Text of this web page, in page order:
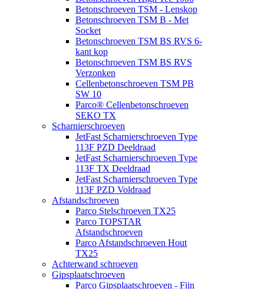
Betonschroeven TSM - Lenskop
Betonschroeven TSM B - Met
Socket
Betonschroeven TSM BS RVS 6-
kant kop
Betonschroeven TSM BS RVS
Verzonken
Cellenbetonschroeven TSM PB
SW 10
Parco® Cellenbetonschroeven
SEKO TX
Scharnierschroeven
JetFast Scharnierschroeven Type
113F PZD Deeldraad
JetFast Scharnierschroeven Type
113F TX Deeldraad
JetFast Scharnierschroeven Type
113F PZD Voldraad
Afstandschroeven
Parco Stelschroeven TX25
Parco TOPSTAR
Afstandschroeven
Parco Afstandschroeven Hout
TX25
Achterwand schroeven
Gipsplaatschroeven
Parco Gipsplaatschroeven - Fijn